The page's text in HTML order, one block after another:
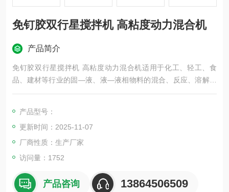
免钉胶双行星搅拌机 高粘度动力混合机
产品简介
免钉胶双行星搅拌机 高粘度动力混合机适用于化工、轻工、食
品、建材等行业的固—液、液—液相物料的混合、反应、溶解、
分散等工艺，如粘胶剂、电子硅胶、硅酮密封胶、玻璃胶、结构
料、软膏及浆糊状物料、润滑脂及油漆、膏状化妆品、油墨及颜
料及乳剂、膏状食品及添加剂等的制作。
产品型号：
更新时间：2025-11-07
厂商性质：生产厂家
访问量：1752
产品咨询 13864506509